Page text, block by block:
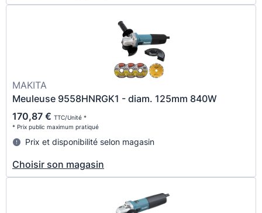
MAKITA
Meuleuse 9558HNRGK1 - diam. 125mm 840W
170,87 € TTC/Unité *
* Prix public maximum pratiqué
Prix et disponibilité selon magasin
Choisir son magasin